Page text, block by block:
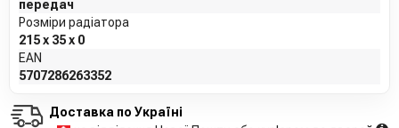
передач
Розміри радіатора
215 x 35 x 0
EAN
5707286263352
Доставка по Україні